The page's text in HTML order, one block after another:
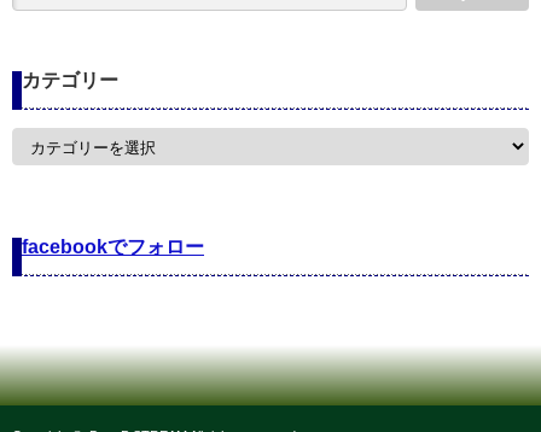
カテゴリー
カ
facebookでフォロー